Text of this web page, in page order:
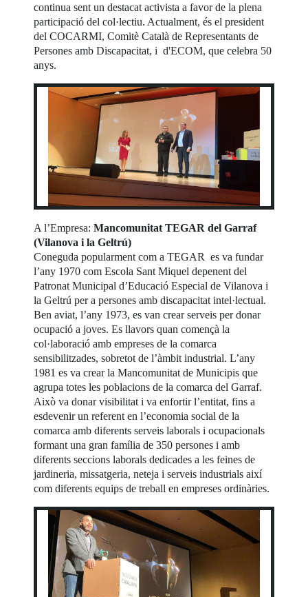
continua sent un destacat activista a favor de la plena
participació del col·lectiu. Actualment, és el president
del COCARMI, Comitè Català de Representants de
Persones amb Discapacitat, i d'ECOM, que celebra 50
anys.
A l’Empresa:Mancomunitat TEGAR del Garraf
(Vilanova i la Geltrú)
Coneguda popularment com a TEGAR es va fundar
l’any 1970 com Escola Sant Miquel depenent del
Patronat Municipal d’Educació Especial de Vilanova i
la Geltrú per a persones amb discapacitat intel·lectual.
Ben aviat, l’any 1973, es van crear serveis per donar
ocupació a joves. Es llavors quan començà la
col·laboració amb empreses de la comarca
sensibilitzades, sobretot de l’àmbit industrial. L’any
1981 es va crear la Mancomunitat de Municipis que
agrupa totes les poblacions de la comarca del Garraf.
Això va donar visibilitat i va enfortir l’entitat, fins a
esdevenir un referent en l’economia social de la
comarca amb diferents serveis laborals i ocupacionals
formant una gran família de 350 persones i amb
diferents seccions laborals dedicades a les feines de
jardineria, missatgeria, neteja i serveis industrials així
com diferents equips de treball en empreses ordinàries.